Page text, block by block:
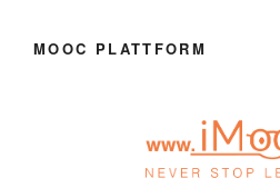
MOOC PLATTFORM